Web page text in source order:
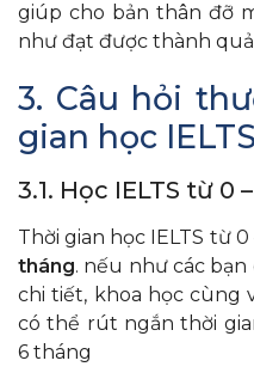
giúp cho bản thân đỡ
như đạt được thành quả
3. Câu hỏi
gian học IELTS
3.1. Học IELTS từ 0
Thời gian học IELTS từ
tháng. nếu như các
chi tiết, khoa học cùng
có thể rút ngắn thời
6 tháng